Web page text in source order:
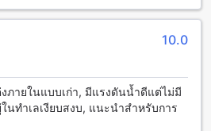
สุดมหัศจรรย์ในชุมพร
มเป็นเอกลักษณ์และสวยงามอย่างไม่
ต้ ทำให้เมืองชุมพรมีทัศนียภาพที่
ระจวบคีรีขนาดใหญ่ได้อย่างชัดเจน
งามและน้ำทะเลที่ใสสะอาด ทำให้
10.0
ภายในแบบเก่า, มีแรงดันน้ำดีแต่ไม่มี
นทำเลเงียบสงบ, แนะนำสำหรับการ